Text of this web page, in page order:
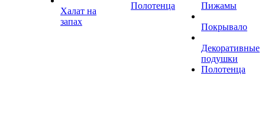
Халат на
запах
Полотенца Пижамы
Покрывало
Декоративные
подушки
Полотенца